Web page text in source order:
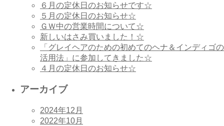
６月の定休日のお知らせです☆
５月の定休日のお知らせ☆
ＧＷ中の営業時間について☆
新しいはさみ買いました！☆
「グレイヘアのための初めてのヘナ＆インディゴの
活用法」に参加してきました☆
４月の定休日のお知らせ☆
アーカイブ
2024年12月
2022年10月